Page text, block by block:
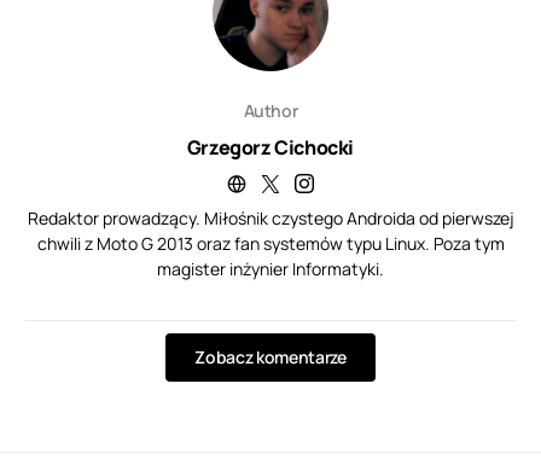
Author
Grzegorz Cichocki
Redaktor prowadzący. Miłośnik czystego Androida od pierwszej
chwili z Moto G 2013 oraz fan systemów typu Linux. Poza tym
magister inżynier Informatyki.
Zobacz komentarze